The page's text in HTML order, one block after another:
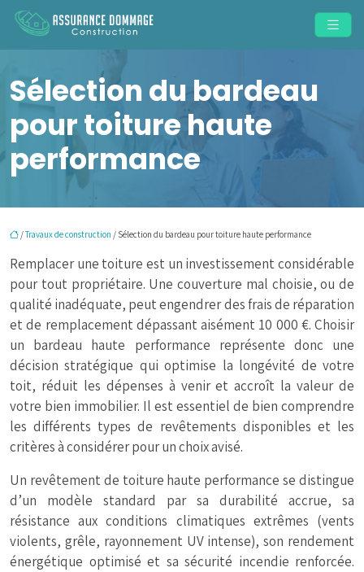
Sélection du bardeau
pour toiture haute
performance
/Travaux de construction / Sélection du bardeau pour toiture haute performance
Remplacer une toiture est un investissement considérable
pour tout propriétaire. Une couverture mal choisie, ou de
qualité inadéquate, peut engendrer des frais de réparation
et de remplacement dépassant aisément 10 000 €. Choisir
un bardeau haute performance représente donc une
décision stratégique qui optimise la longévité de votre
toit, réduit les dépenses à venir et accroît la valeur de
votre bien immobilier. Il est essentiel de bien comprendre
les différents types de revêtements disponibles et les
critères à considérer pour un choix avisé.
Un revêtement de toiture haute performance se distingue
d’un modèle standard par sa durabilité accrue, sa
résistance aux conditions climatiques extrêmes (vents
violents, grêle, rayonnement UV intense), son rendement
énergétique optimisé et sa sécurité incendie renforcée.